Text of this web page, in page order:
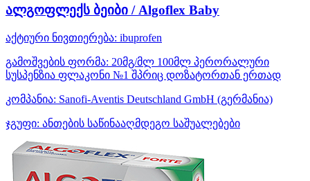
ალგოფლექს ბეიბი / Algoflex Baby
აქტიური ნივთიერება: ibuprofen
გამოშვების ფორმა: 20მგ/მლ 100მლ პერორალური
სუსპენზია ფლაკონი №1 შპრიც დოზატორთან ერთად
კომპანია: Sanofi-Aventis Deutschland GmbH (გერმანია)
ჯგუფი: ანთების საწინააღმდეგო საშუალებები